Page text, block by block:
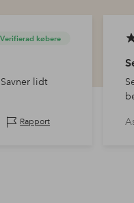
Verifierad købere
lidt
Rapport